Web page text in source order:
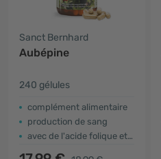
Sanct Bernhard
Aubépine
240 gélules
complément alimentaire
production de sang
avec de l'acide folique et du fer